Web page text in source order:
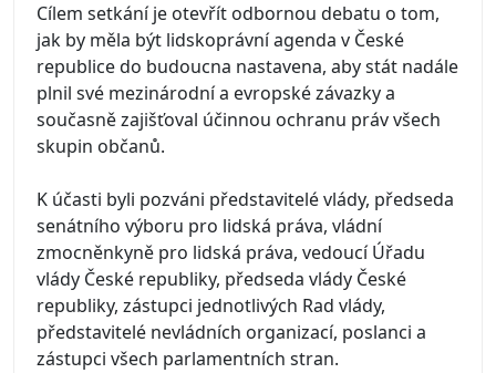
Cílem setkání je otevřít odbornou debatu o tom,
jak by měla být lidskoprávní agenda v České
republice do budoucna nastavena, aby stát nadále
plnil své mezinárodní a evropské závazky a
současně zajišťoval účinnou ochranu práv všech
skupin občanů.
K účasti byli pozváni představitelé vlády, předseda
senátního výboru pro lidská práva, vládní
zmocněnkyně pro lidská práva, vedoucí Úřadu
vlády České republiky, předseda vlády České
republiky, zástupci jednotlivých Rad vlády,
představitelé nevládních organizací, poslanci a
zástupci všech parlamentních stran.